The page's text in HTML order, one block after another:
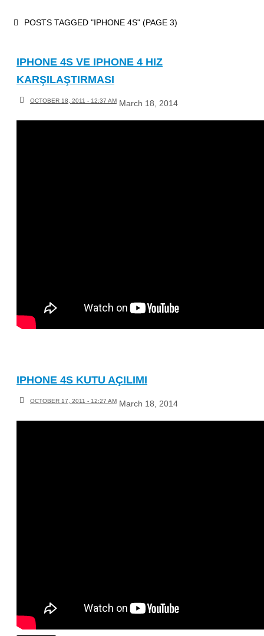
HOMEPOSTS TAGGED "IPHONE 4S"(PAGE 3)
IPHONE 4S VE IPHONE 4 HIZ
KARŞILAŞTIRMASI
OCTOBER 18, 2011 - 12:37 AM March 18, 2014
IPHONE 4S KUTU AÇILIMI
OCTOBER 17, 2011 - 12:27 AM March 18, 2014